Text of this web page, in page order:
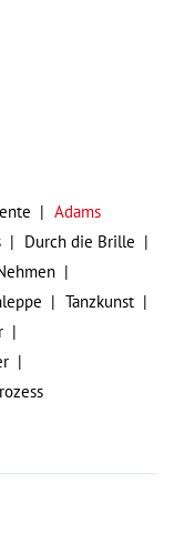
Adams
Durch die Brille
Tanzkunst